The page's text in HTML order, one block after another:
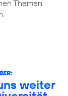
Themen
weiter